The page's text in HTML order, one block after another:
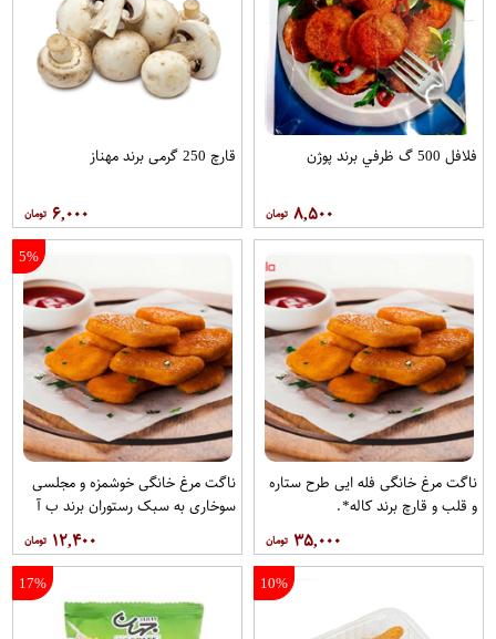
فلافل 500 گ ظرفي برند پوژن
۸,۵۰۰
قارچ 250 گرمی برند مهناز
۶,۰۰۰
ناگت مرغ خانگی فله ایی طرح ستاره
و قلب و قارچ برند کاله*.
۳۵,۰۰۰
5%
ناگت مرغ خانگی خوشمزه و مجلسی
سوخاری به سبک رستوران برند ب آ
۱۲,۴۰۰
10%
17%